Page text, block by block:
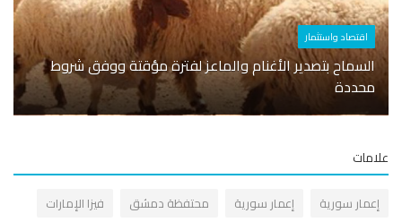
اقتصاد واستثمار
السماح بتصدير الأغنام والماعز لفترة مؤقتة ووفق شروط
محددة
سورية إعمار سورية محتفظة دمشق
فيزا الإمارات